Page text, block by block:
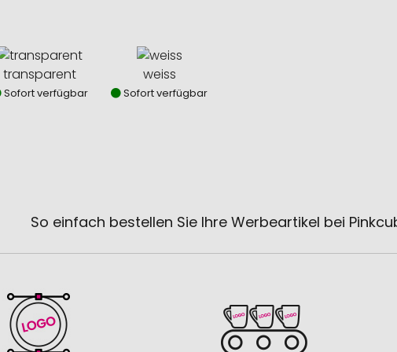
transparent
Sofort verfügbar
weiss
Sofort verfügbar
So einfach bestellen Sie Ihre Werbeartikel bei